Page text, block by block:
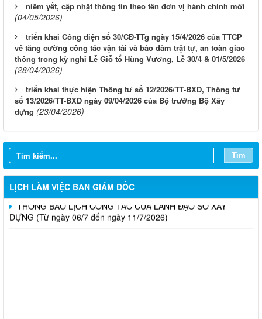
niêm yết, cập nhật thông tin theo tên đơn vị hành chính mới
(04/05/2026)
triển khai Công điện số 30/CĐ-TTg ngày 15/4/2026 của TTCP
về tăng cường công tác vận tải và bảo đảm trật tự, an toàn giao
thông trong kỳ nghỉ Lễ Giỗ tổ Hùng Vương, Lễ 30/4 & 01/5/2026
(28/04/2026)
triển khai thực hiện Thông tư số 12/2026/TT-BXD, Thông tư
số 13/2026/TT-BXD ngày 09/04/2026 của Bộ trưởng Bộ Xây
dựng (23/04/2026)
Tìm
LỊCH LÀM VIỆC BAN GIÁM ĐỐC
LỊCH CÔNG TÁC CỦA LÃNH ĐẠO SỞ XÂY DỰNG (Từ ngày
03/8 đến ngày 08/8/2026)
THÔNG BÁO LỊCH CÔNG TÁC CỦA LÃNH ĐẠO SỞ XÂY
DỰNG (Từ ngày 27/7 đến ngày 31/7/2026)
THÔNG BÁO LỊCH CÔNG TÁC CỦA LÃNH ĐẠO SỞ XÂY
DỰNG (Từ ngày 20/7 đến ngày 25/7/2026)
THÔNG BÁO LỊCH CÔNG TÁC CỦA LÃNH ĐẠO SỞ XÂY
DỰNG (Từ ngày 06/7 đến ngày 11/7/2026)